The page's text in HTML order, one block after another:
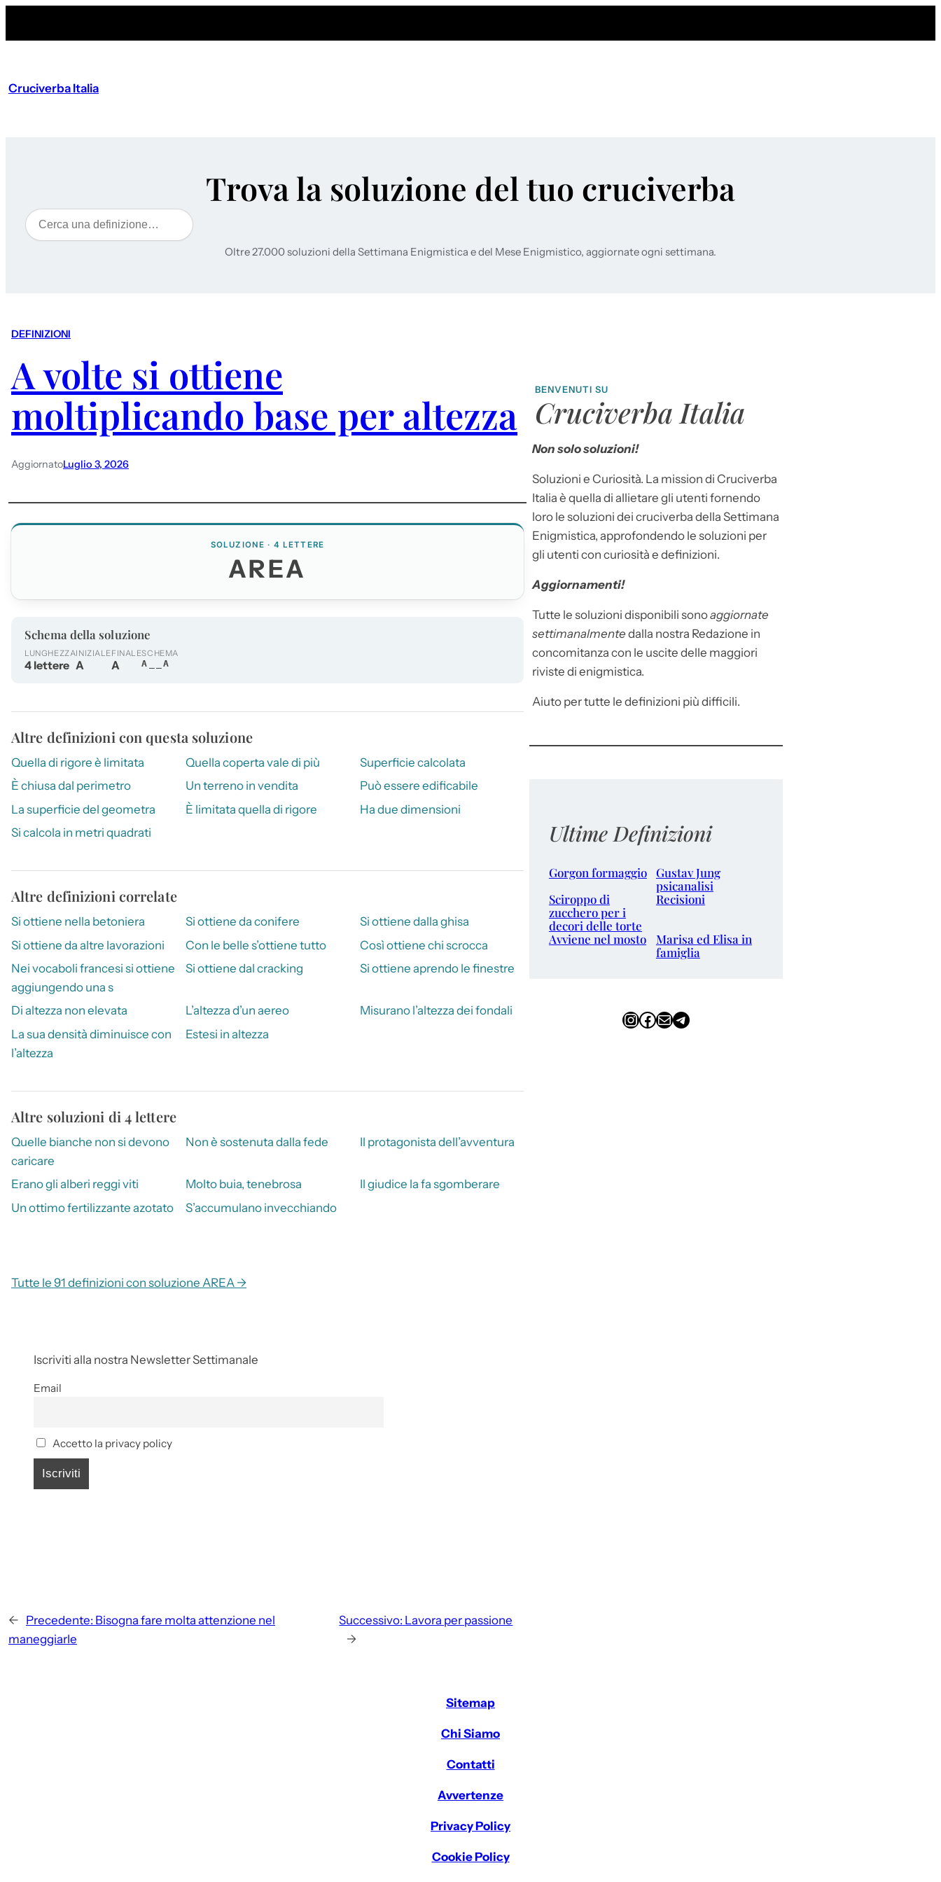
Cruciverba Italia
Trova la soluzione del tuo cruciverba
Cerca
Oltre 27.000 soluzioni della Settimana Enigmistica e del Mese Enigmistico, aggiornate ogni settimana.
DEFINIZIONI
A volte si ottiene
moltiplicando base per altezza
AggiornatoLuglio 3, 2026
SOLUZIONE · 4 LETTERE
AREA
Schema della soluzione
LUNGHEZZA
4 lettere
INIZIALE
A
FINALE
A
SCHEMA
A__A
Altre definizioni con questa soluzione
Quella di rigore è limitata Quella coperta vale di più
Superficie calcolata
È chiusa dal perimetro
Un terreno in vendita
Può essere edificabile
La superficie del geometra
È limitata quella di rigore
Ha due dimensioni
Si calcola in metri quadrati
Altre definizioni correlate
Si ottiene nella betoniera Si ottiene da conifere
Si ottiene dalla ghisa
Si ottiene da altre lavorazioni
Con le belle s’ottiene tutto
Così ottiene chi scrocca
Nei vocaboli francesi si ottiene
aggiungendo una s
Si ottiene dal cracking Si ottiene aprendo le finestre
Di altezza non elevata L’altezza d’un aereo
Misurano l’altezza dei fondali
La sua densità diminuisce con
l’altezza
Estesi in altezza
Altre soluzioni di 4 lettere
Quelle bianche non si devono
caricare
Non è sostenuta dalla fede Il protagonista dell’avventura
Erano gli alberi reggi viti Molto buia, tenebrosa
Il giudice la fa sgomberare
Un ottimo fertilizzante azotato
S’accumulano invecchiando
Tutte le 91 definizioni con soluzione AREA →
Iscriviti alla nostra Newsletter Settimanale
Email
Accetto la privacy policy
← Precedente: Bisogna fare molta attenzione nel
maneggiarle
Successivo: Lavora per passione
→
BENVENUTI SU
Cruciverba Italia
Non solo soluzioni!
Soluzioni e Curiosità. La mission di Cruciverba
Italia è quella di allietare gli utenti fornendo
loro le soluzioni dei cruciverba della Settimana
Enigmistica, approfondendo le soluzioni per
gli utenti con curiosità e definizioni.
Aggiornamenti!
Tutte le soluzioni disponibili sonoaggiornate
settimanalmente dalla nostra Redazione in
concomitanza con le uscite delle maggiori
riviste di enigmistica.
Aiuto per tutte le definizioni più difficili.
Ultime Definizioni
Gorgon formaggio Gustav Jung
psicanalisi
Sciroppo di
zucchero per i
decori delle torte
Recisioni
Avviene nel mosto
Marisa ed Elisa in
famiglia
InstagramFacebook Email Telegram
Sitemap
Chi Siamo
Contatti
Avvertenze
Privacy Policy
Cookie Policy